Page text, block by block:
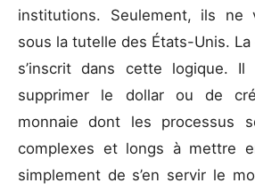
institutions. Seulement, ils ne
sous la tutelle des États-Unis.
s’inscrit dans cette logique. Il
supprimer le dollar ou de
monnaie dont les processus
complexes et longs à mettre
simplement de s’en servir le